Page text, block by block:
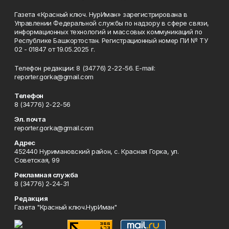
Газета «Красный ключ. НурИман» зарегистрирована в
Управлении Федеральной службы по надзору в сфере связи,
информационных технологий и массовых коммуникаций по
Республике Башкортостан. Регистрационный номер ПИ № ТУ
02 - 01847 от 19.05.2025 г.
Телефон редакции: 8 (34776) 2-22-56. E-mail:
reporter.gorka@gmail.com
Телефон
8 (34776) 2-22-56
Эл. почта
reporter.gorka@gmail.com
Адрес
452440 Нуримановский район, с. Красная Горка, ул.
Советская, 99
Рекламная служба
8 (34776) 2-24-31
Редакция
Газета "Красный ключ.НурИман"